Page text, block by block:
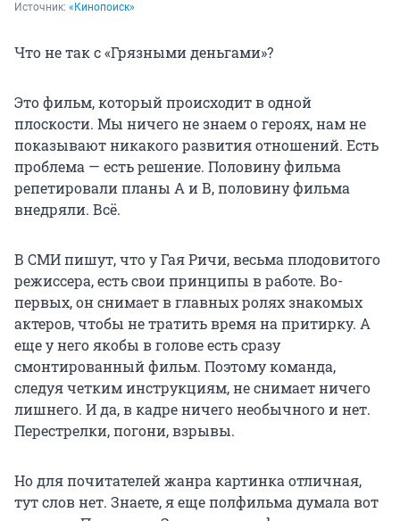
Источник: «Кинопоиск»
Что не так с «Грязными деньгами»?
Это фильм, который происходит в одной
плоскости. Мы ничего не знаем о героях, нам не
показывают никакого развития отношений. Есть
проблема — есть решение. Половину фильма
репетировали планы А и В, половину фильма
внедряли. Всё.
В СМИ пишут, что у Гая Ричи, весьма плодовитого
режиссера, есть свои принципы в работе. Во-
первых, он снимает в главных ролях знакомых
актеров, чтобы не тратить время на притирку. А
еще у него якобы в голове есть сразу
смонтированный фильм. Поэтому команда,
следуя четким инструкциям, не снимает ничего
лишнего. И да, в кадре ничего необычного и нет.
Перестрелки, погони, взрывы.
Но для почитателей жанра картинка отличная,
тут слов нет. Знаете, я еще полфильма думала вот